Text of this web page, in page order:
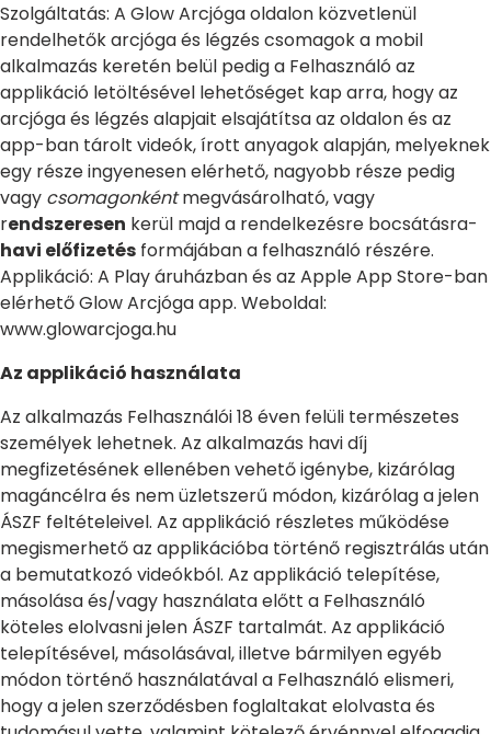
Szolgáltatás: A Glow Arcjóga oldalon közvetlenül
rendelhetők arcjóga és légzés csomagok a mobil
alkalmazás keretén belül pedig a Felhasználó az
applikáció letöltésével lehetőséget kap arra, hogy az
arcjóga és légzés alapjait elsajátítsa az oldalon és az
app-ban tárolt videók, írott anyagok alapján, melyeknek
egy része ingyenesen elérhető, nagyobb része pedig
vagy csomagonkéntmegvásárolható, vagy
rendszeresen kerül majd a rendelkezésre bocsátásra-
havi előfizetés formájában a felhasználó részére.
Applikáció: A Play áruházban és az Apple App Store-ban
elérhető Glow Arcjóga app. Weboldal:
www.glowarcjoga.hu
Az applikáció használata
Az alkalmazás Felhasználói 18 éven felüli természetes
személyek lehetnek. Az alkalmazás havi díj
megfizetésének ellenében vehető igénybe, kizárólag
magáncélra és nem üzletszerű módon, kizárólag a jelen
ÁSZF feltételeivel. Az applikáció részletes működése
megismerhető az applikációba történő regisztrálás után
a bemutatkozó videókból. Az applikáció telepítése,
másolása és/vagy használata előtt a Felhasználó
köteles elolvasni jelen ÁSZF tartalmát. Az applikáció
telepítésével, másolásával, illetve bármilyen egyéb
módon történő használatával a Felhasználó elismeri,
hogy a jelen szerződésben foglaltakat elolvasta és